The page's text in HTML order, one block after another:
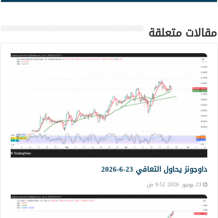
مقالات متعلقة
داوجونز يحاول التعافي 23-6-2026
23 يونيو, 2026 9:52 ص